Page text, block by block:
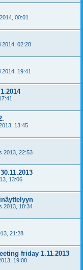
00:01
2014, 02:28
2014, 19:41
13:45
2013, 22:53
13:06
2013, 18:34
21:28
friday 1.11.2013
19:08